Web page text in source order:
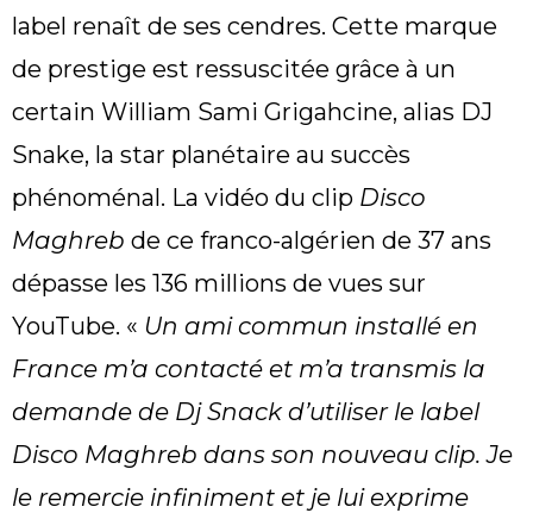
label renaît de ses cendres. Cette marque
de prestige est ressuscitée grâce à un
certain William Sami Grigahcine, alias DJ
Snake, la star planétaire au succès
phénoménal. La vidéo du clip Disco
Maghreb de ce franco-algérien de 37 ans
dépasse les 136 millions de vues sur
YouTube. « Un ami commun installé en
France m’a contacté et m’a transmis la
demande de Dj Snack d’utiliser le label
Disco Maghreb dans son nouveau clip. Je
le remercie infiniment et je lui exprime